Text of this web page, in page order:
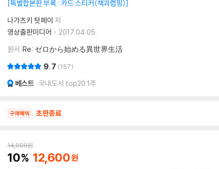
특별합본판 부록 : 카드 스티커(책과랩핑)
나가츠키 탓페이 저
영상출판미디어
2017.04.05.
원서 Re: ゼロから始める異世界生活
9.7 157
베스트 국내도서 top20 1주
구매혜택 초판종료
14,000원
10 12,600